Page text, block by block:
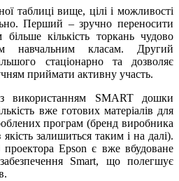
таблиці вище, цілі і можливості
Перший – зручно переносити
кількість торкань чудово
навчальним класам. Другий
стаціонарно та дозволяє
приймати активну участь.
використанням SMART дошки
вже готових матеріалів для
програм (бренд виробника
залишиться таким і на далі).
Epson є вже вбудоване
Smart, що полегшує